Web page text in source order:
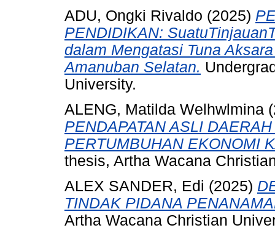
ADU, Ongki Rivaldo (2025)
PENDIDIKAN:
dalam Mengatasi Tuna
Amanuban Selatan.
University.
ALENG, Matilda Welhwlmina
PENDAPATAN ASLI
PERTUMBUHAN EKONOMI
thesis, Artha Wacana
ALEX SANDER, Edi (2025)
TINDAK PIDANA
Artha Wacana Christian